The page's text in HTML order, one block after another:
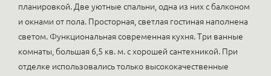
планировкой. Две уютные спальни, одна из них с балконом
и окнами от пола. Просторная, светлая гостиная наполнена
светом. Функциональная современная кухня. Три ванные
комнаты, большая 6,5 кв. м. с хорошей сантехникой. При
отделке использовались только высококачественные